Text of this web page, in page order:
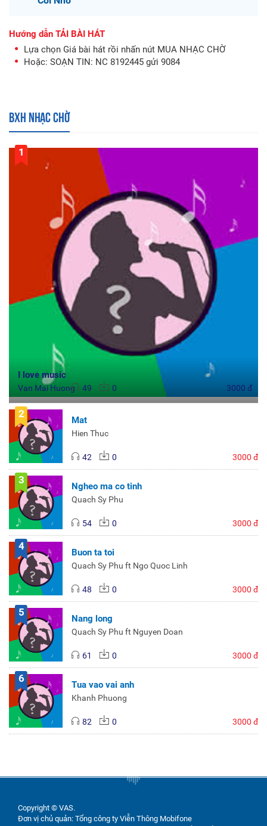
Hướng dẫn TẢI BÀI HÁT
Lựa chọn Giá bài hát rồi nhấn nút MUA NHẠC CHỜ
Hoặc: SOẠN TIN: NC 8192445 gửi 9084
BXH nhạc chờ
I love music
Van Mai Huong 49 0 3000 đ
1
Mat
Hien Thuc
42 0 3000 đ
2
Ngheo ma co tinh
Quach Sy Phu
54 0 3000 đ
3
Buon ta toi
Quach Sy Phu ft Ngo Quoc Linh
48 0 3000 đ
4
Nang long
Quach Sy Phu ft Nguyen Doan
61 0 3000 đ
5
Tua vao vai anh
Khanh Phuong
82 0 3000 đ
6
Copyright © VAS.
Đơn vị chủ quản: Tổng công ty Viễn Thông Mobifone